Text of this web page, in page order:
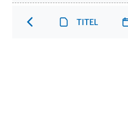
TITEL